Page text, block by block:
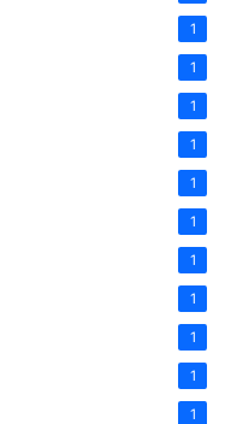
1
1
1
1
1
1
1
1
1
1
1